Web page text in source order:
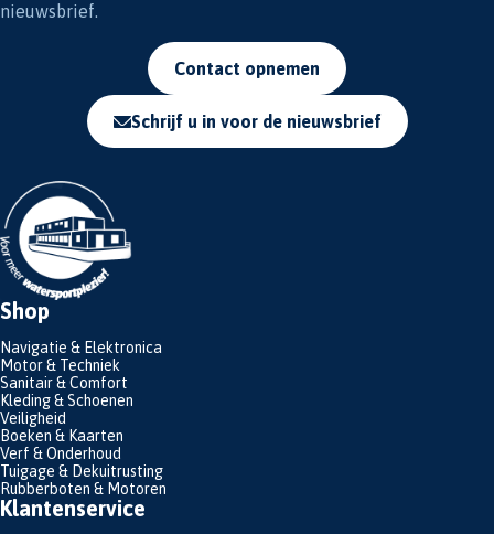
nieuwsbrief.
Contact opnemen
Schrijf u in voor de nieuwsbrief
Shop
Navigatie & Elektronica
Motor & Techniek
Sanitair & Comfort
Kleding & Schoenen
Veiligheid
Boeken & Kaarten
Verf & Onderhoud
Tuigage & Dekuitrusting
Rubberboten & Motoren
Klantenservice